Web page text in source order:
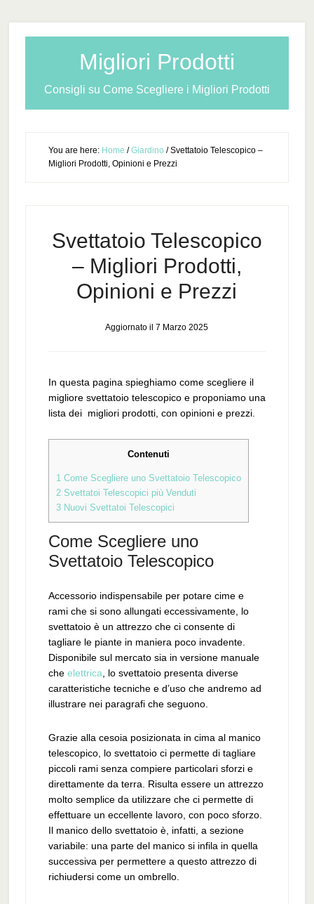
Migliori Prodotti
Consigli su Come Scegliere i Migliori Prodotti
You are here: Home / Giardino /Svettatoio Telescopico –
Migliori Prodotti, Opinioni e Prezzi
Svettatoio Telescopico
– Migliori Prodotti,
Opinioni e Prezzi
Aggiornato il7 Marzo 2025
In questa pagina spieghiamo come scegliere il
migliore svettatoio telescopico e proponiamo una
lista dei migliori prodotti, con opinioni e prezzi.
Contenuti
1Come Scegliere uno Svettatoio Telescopico
2Svettatoi Telescopici più Venduti
3Nuovi Svettatoi Telescopici
Come Scegliere uno
Svettatoio Telescopico
Accessorio indispensabile per potare cime e
rami che si sono allungati eccessivamente, lo
svettatoio è un attrezzo che ci consente di
tagliare le piante in maniera poco invadente.
Disponibile sul mercato sia in versione manuale
che elettrica, lo svettatoio presenta diverse
caratteristiche tecniche e d’uso che andremo ad
illustrare nei paragrafi che seguono.
Grazie alla cesoia posizionata in cima al manico
telescopico, lo svettatoio ci permette di tagliare
piccoli rami senza compiere particolari sforzi e
direttamente da terra. Risulta essere un attrezzo
molto semplice da utilizzare che ci permette di
effettuare un eccellente lavoro, con poco sforzo.
Il manico dello svettatoio è, infatti, a sezione
variabile: una parte del manico si infila in quella
successiva per permettere a questo attrezzo di
richiudersi come un ombrello.